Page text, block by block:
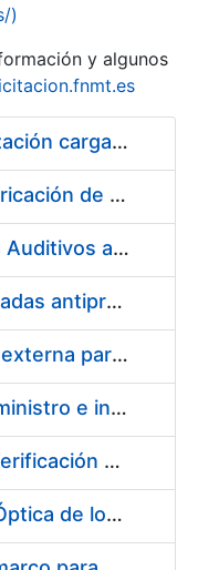
)
y algunos
Pliego condiciones optimización cargas compras firmado
Acuerdo marco para la fabricación de piezas
Suministro de Protectores Auditivos a medida para las personas trabajadoras de los Centros de Trabajo de Madrid y Burgos
Suministro de gafas graduadas antiproyecciones para los trabajadores de la FNMT-RCM en los centros de trabajo de Madrid y Burgos
Servicios de una empresa externa para el asesoramiento y resolución de los recursos de alzada que se presentan relacionados con procesos de selección para la FNMT-RCM
Acuerdo marco para el suministro e instalación de persianas, estores y otros complementos
Servicio de Calibración y Verificación Externa de los Equipos de Medición del Servicio de Prevención de la FNMT-RCM
Conexión mediante Fibra Óptica de los Centros de Proceso de Datos (CPDs) de las sedes de la FNMT-RCM de Burgos y Madrid